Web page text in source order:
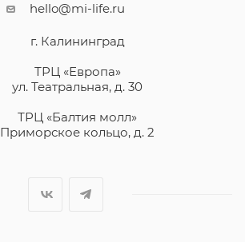
hello@mi-life.ru
г. Калининград
ТРЦ «Европа»
ул. Театральная, д. 30
ТРЦ «Балтия молл»
Приморское кольцо, д. 2